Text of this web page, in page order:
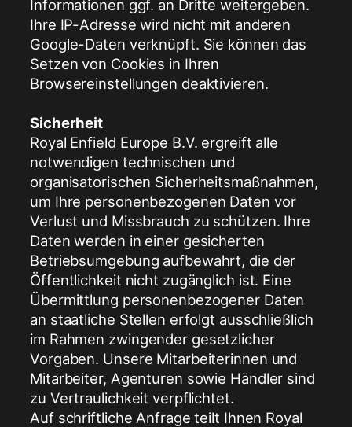
Informationen ggf. an Dritte weitergeben.
Ihre IP-Adresse wird nicht mit anderen
Google-Daten verknüpft. Sie können das
Setzen von Cookies in Ihren
Browsereinstellungen deaktivieren.
Sicherheit
Royal Enfield Europe B.V. ergreift alle
notwendigen technischen und
organisatorischen Sicherheitsmaßnahmen,
um Ihre personenbezogenen Daten vor
Verlust und Missbrauch zu schützen. Ihre
Daten werden in einer gesicherten
Betriebsumgebung aufbewahrt, die der
Öffentlichkeit nicht zugänglich ist. Eine
Übermittlung personenbezogener Daten
an staatliche Stellen erfolgt ausschließlich
im Rahmen zwingender gesetzlicher
Vorgaben. Unsere Mitarbeiterinnen und
Mitarbeiter, Agenturen sowie Händler sind
zu Vertraulichkeit verpflichtet.
Auf schriftliche Anfrage teilt Ihnen Royal